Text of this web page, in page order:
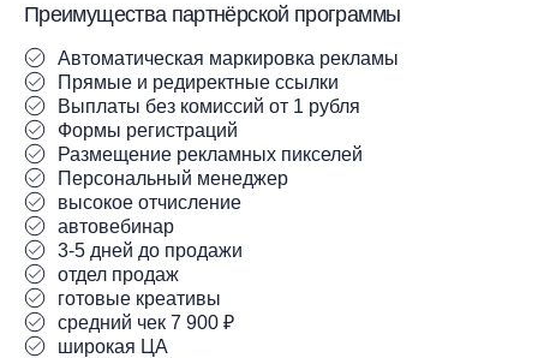
Преимущества партнёрской программы
Автоматическая маркировка рекламы
Прямые и редиректные ссылки
Выплаты без комиссий от 1 рубля
Формы регистраций
Размещение рекламных пикселей
Персональный менеджер
высокое отчисление
автовебинар
3-5 дней до продажи
отдел продаж
готовые креативы
средний чек 7 900 ₽
широкая ЦА